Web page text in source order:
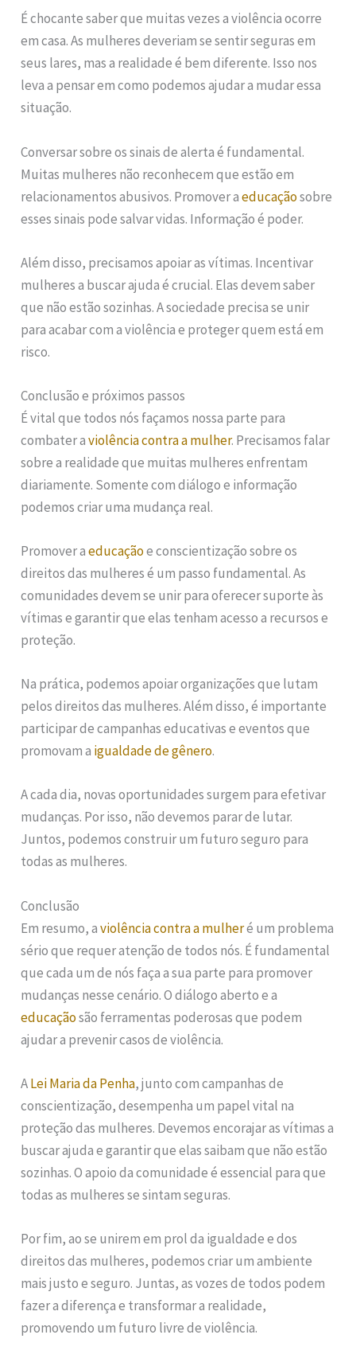
É chocante saber que muitas vezes a violência ocorre
em casa. As mulheres deveriam se sentir seguras em
seus lares, mas a realidade é bem diferente. Isso nos
leva a pensar em como podemos ajudar a mudar essa
situação.
Conversar sobre os sinais de alerta é fundamental.
Muitas mulheres não reconhecem que estão em
relacionamentos abusivos. Promover aeducaçãosobre
esses sinais pode salvar vidas. Informação é poder.
Além disso, precisamos apoiar as vítimas. Incentivar
mulheres a buscar ajuda é crucial. Elas devem saber
que não estão sozinhas. A sociedade precisa se unir
para acabar com a violência e proteger quem está em
risco.
Conclusão e próximos passos
É vital que todos nós façamos nossa parte para
combater aviolência contra a mulher. Precisamos falar
sobre a realidade que muitas mulheres enfrentam
diariamente. Somente com diálogo e informação
podemos criar uma mudança real.
Promover aeducaçãoe conscientização sobre os
direitos das mulheres é um passo fundamental. As
comunidades devem se unir para oferecer suporte às
vítimas e garantir que elas tenham acesso a recursos e
proteção.
Na prática, podemos apoiar organizações que lutam
pelos direitos das mulheres. Além disso, é importante
participar de campanhas educativas e eventos que
promovam a igualdade de gênero.
A cada dia, novas oportunidades surgem para efetivar
mudanças. Por isso, não devemos parar de lutar.
Juntos, podemos construir um futuro seguro para
todas as mulheres.
Conclusão
Em resumo, aviolência contra a mulheré um problema
sério que requer atenção de todos nós. É fundamental
que cada um de nós faça a sua parte para promover
mudanças nesse cenário. O diálogo aberto e a
educaçãosão ferramentas poderosas que podem
ajudar a prevenir casos de violência.
ALei Maria da Penha, junto com campanhas de
conscientização, desempenha um papel vital na
proteção das mulheres. Devemos encorajar as vítimas a
buscar ajuda e garantir que elas saibam que não estão
sozinhas. O apoio da comunidade é essencial para que
todas as mulheres se sintam seguras.
Por fim, ao se unirem em prol da igualdade e dos
direitos das mulheres, podemos criar um ambiente
mais justo e seguro. Juntas, as vozes de todos podem
fazer a diferença e transformar a realidade,
promovendo um futuro livre de violência.